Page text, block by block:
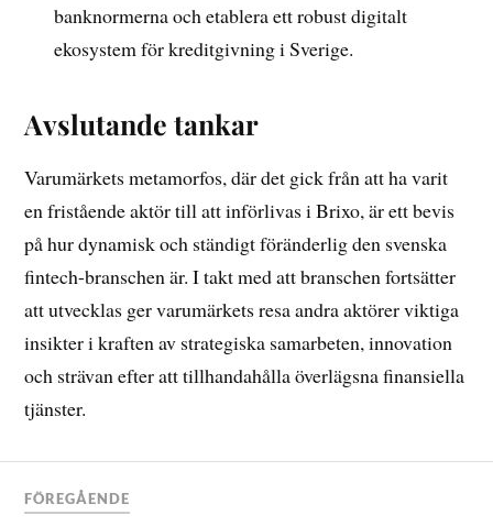
banknormerna och etablera ett robust digitalt
ekosystem för kreditgivning i Sverige.
Avslutande tankar
Varumärkets metamorfos, där det gick från att ha varit
en fristående aktör till att införlivas i Brixo, är ett bevis
på hur dynamisk och ständigt föränderlig den svenska
fintech-branschen är. I takt med att branschen fortsätter
att utvecklas ger varumärkets resa andra aktörer viktiga
insikter i kraften av strategiska samarbeten, innovation
och strävan efter att tillhandahålla överlägsna finansiella
tjänster.
FÖREGÅENDE